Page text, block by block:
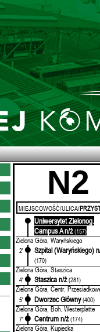
N2
MIEJSCOWOŚĆ/ULICA/
Uniwersytet Zielonog.
Campus A n/ż (157)
Zielona Góra, Waryńskiego
2' Szpital (Waryńskiego)
(170)
Zielona Góra, Staszica
4' Staszica n/ż (281)
Zielona Góra, Centr.
5' Dworzec Główny (400)
Zielona Góra, Boh. Westerplatte
7' Centrum n/ż (174)
Zielona Góra, Kupiecka